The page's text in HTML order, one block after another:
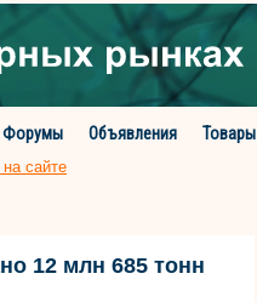
Форумы Объявления
Товары
сайте
12 млн 685 тонн